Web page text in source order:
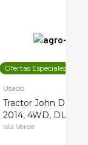
Ofertas Especiales
Usado
Tractor John Deere
2014, 4WD, DUAL
Isla Verde